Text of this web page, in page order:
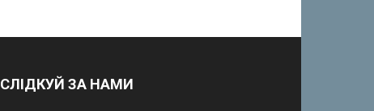
СЛІДКУЙ ЗА НАМИ